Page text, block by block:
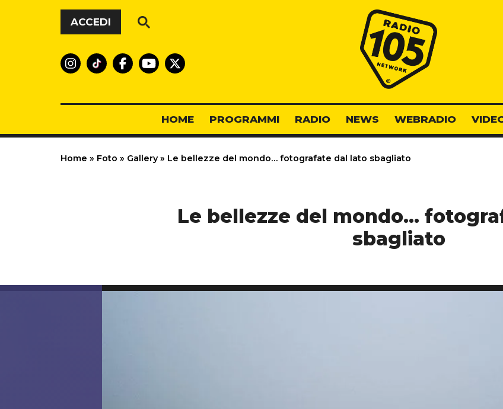
Vai al contenuto
ACCEDI
Radio 105
HOME PROGRAMMI RADIO NEWS WEBRADIO
Home » Foto » Gallery » Le bellezze del mondo… fotografate dal lato sbagliato
Le bellezze del mondo…
sbagliato